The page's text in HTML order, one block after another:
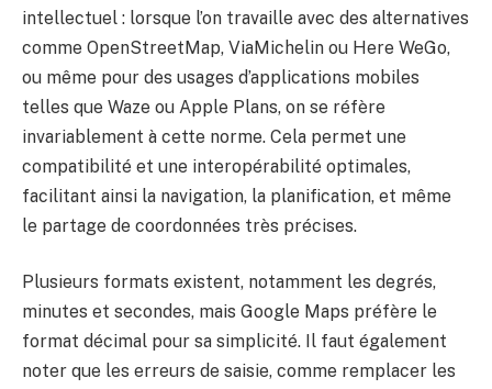
intellectuel : lorsque l’on travaille avec des alternatives
comme OpenStreetMap, ViaMichelin ou Here WeGo,
ou même pour des usages d’applications mobiles
telles que Waze ou Apple Plans, on se réfère
invariablement à cette norme. Cela permet une
compatibilité et une interopérabilité optimales,
facilitant ainsi la navigation, la planification, et même
le partage de coordonnées très précises.
Plusieurs formats existent, notamment les degrés,
minutes et secondes, mais Google Maps préfère le
format décimal pour sa simplicité. Il faut également
noter que les erreurs de saisie, comme remplacer les